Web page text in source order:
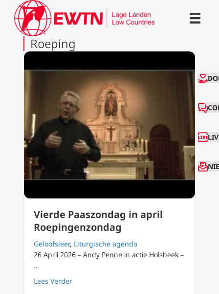
Roeping
Vierde Paaszondag in april
Roepingenzondag
Geloofsleer, Liturgische agenda
26 April 2026 – Andy Penne in actie Holsbeek –
…
Lees Verderabout Vierde Paaszondag in april